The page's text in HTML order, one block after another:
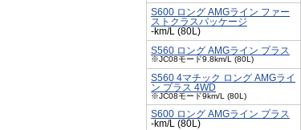
S600 ロング AMGライン ファー
ストクラスパッケージ
-km/L (80L)
S560 ロング AMGライン プラス
※JC08モード9.8km/L (80L)
S560 4マチック ロング AMGライ
ン プラス 4WD
※JC08モード9km/L (80L)
S600 ロング AMGライン プラス
-km/L (80L)